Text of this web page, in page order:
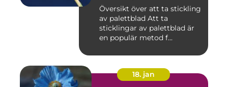
Översikt över att ta stickling
av palettblad Att ta
sticklingar av palettblad är
en populär metod f...
18. jan